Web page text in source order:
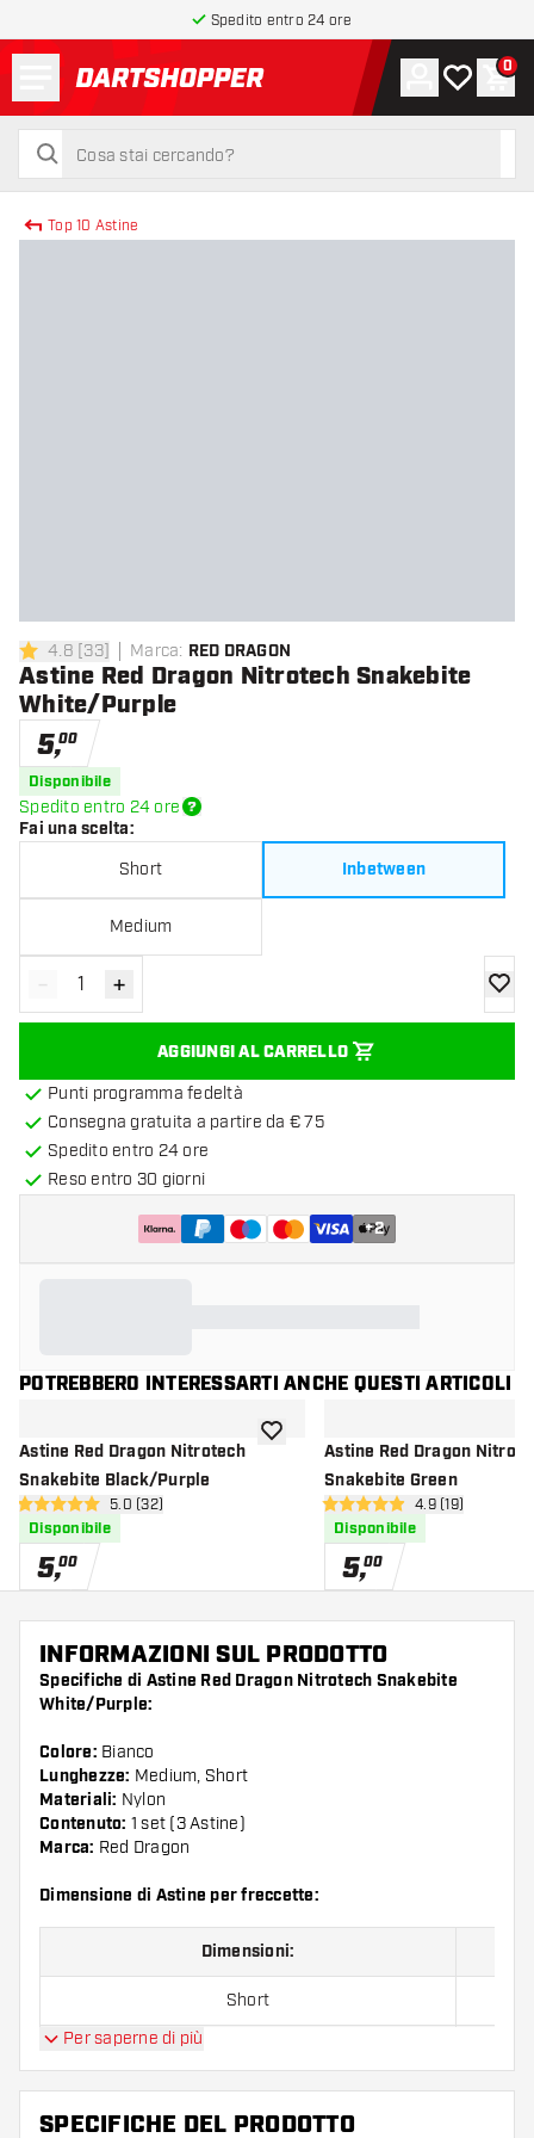
Spedito entro 24 ore
torna alla home page
cerca
cerca
Account
La mia0
Top 10 Astine
4.8 stelle di valutazione
4.8 [33] Marca: RED DRAGON
Astine Red Dragon Nitrotech Snakebite
White/Purple
5,00
Disponibile
Spedito entro 24 ore
Fai una scelta:
Short Inbetween
Medium
Diminuisci quantità
- Aumenta quantità
+
AGGIUNGI AL CARRELLO
Punti programma fedeltà
Consegna gratuita a partire da € 75
Spedito entro 24 ore
Reso entro 30 giorni
+2
POTREBBERO INTERESSARTI ANCHE QUESTI ARTICOLI
Astine Red Dragon Nitrotech
Snakebite Black/Purple
apri pannello recensioni
5 stelle di valutazione
5.0 (32)
Disponibile
5,00
aggiungi alla lista dei desideri
Astine Red Dragon
Snakebite Green
apri pannello
4.9 stelle di valutazione
4.9 (19)
Disponibile
5,00
INFORMAZIONI SUL PRODOTTO
Specifiche di Astine Red Dragon Nitrotech Snakebite
White/Purple:
Colore: Bianco
Lunghezze: Medium, Short
Materiali: Nylon
Contenuto: 1 set (3 Astine)
Marca: Red Dragon
Dimensione di Astine per freccette:
Dimensioni:
Short
Per saperne di più
SPECIFICHE DEL PRODOTTO